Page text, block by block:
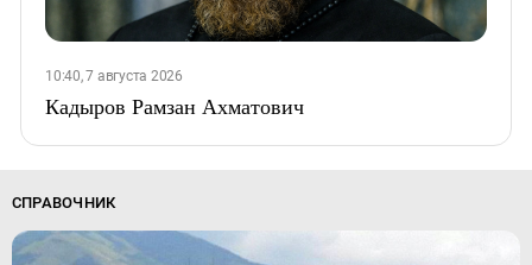
10:40, 7 августа 2026
Кадыров Рамзан Ахматович
СПРАВОЧНИК